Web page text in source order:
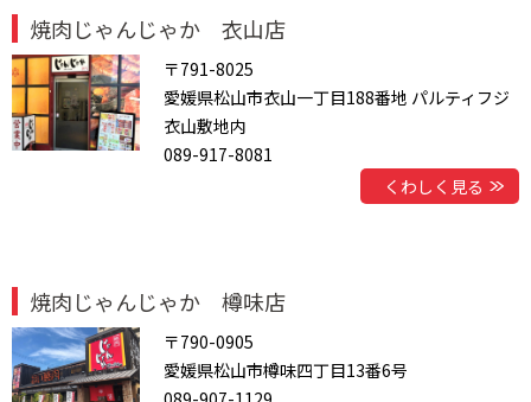
焼肉じゃんじゃか 衣山店
〒791-8025
愛媛県松山市衣山一丁目188番地 パルティフジ
衣山敷地内
089-917-8081
くわしく見る
焼肉じゃんじゃか 樽味店
〒790-0905
愛媛県松山市樽味四丁目13番6号